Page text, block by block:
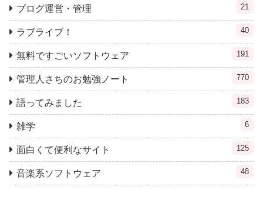
ブログ運営・管理 21
ラブライブ！ 40
無料ですごいソフトウェア 191
管理人さちのお勉強ノート 770
語ってみました 183
雑学 6
面白くて便利なサイト 125
音楽系ソフトウェア 48